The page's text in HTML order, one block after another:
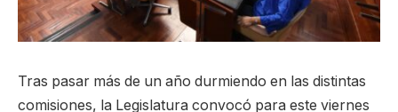
Tras pasar más de un año durmiendo en las distintas
comisiones, la Legislatura convocó para este viernes